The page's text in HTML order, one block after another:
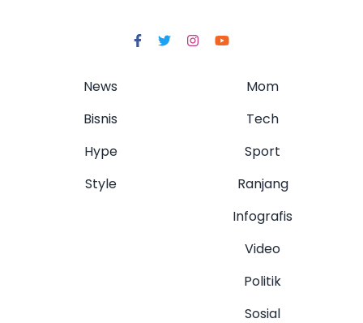
News
Bisnis
Hype
Style
Mom
Tech
Sport
Ranjang
Infografis
Video
Politik
Sosial